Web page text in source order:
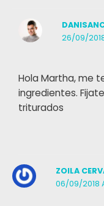
26/09/2018
Hola Martha, me
ingredientes.
triturados
ZOILA
06/09/2018